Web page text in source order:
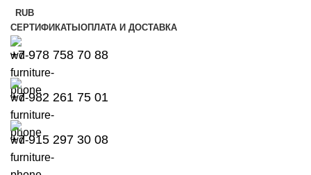
RUB
СЕРТИФИКАТЫОПЛАТА И ДОСТАВКА
+7 978 758 70 88
+7 982 261 75 01
+7 915 297 30 08